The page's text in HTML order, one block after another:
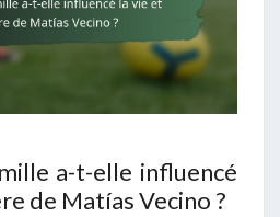
a-t-elle influencé
de Matías Vecino ?